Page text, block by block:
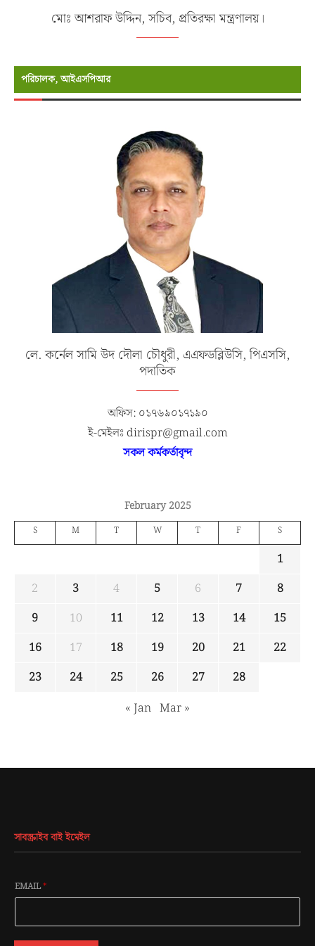
মোঃ আশরাফ উদ্দিন, সচিব, প্রতিরক্ষা মন্ত্রণালয়।
পরিচালক, আইএসপিআর
লে. কর্নেল সামি উদ দৌলা চৌধুরী, এএফডব্লিউসি, পিএসসি,
পদাতিক
অফিস: ০১৭৬৯০১৭১৯০
ই-মেইলঃ dirispr@gmail.com
সকল কর্মকর্তাবৃন্দ
February 2025
S M T W T F S
1
2
3 4 5 6 7
8
9
10 11 12 13 14
15
16
17 18 19 20 21
22
23
24 25 26 27
28
« Jan Mar »
সাবস্ক্রাইব বাই ইমেইল
EMAIL*